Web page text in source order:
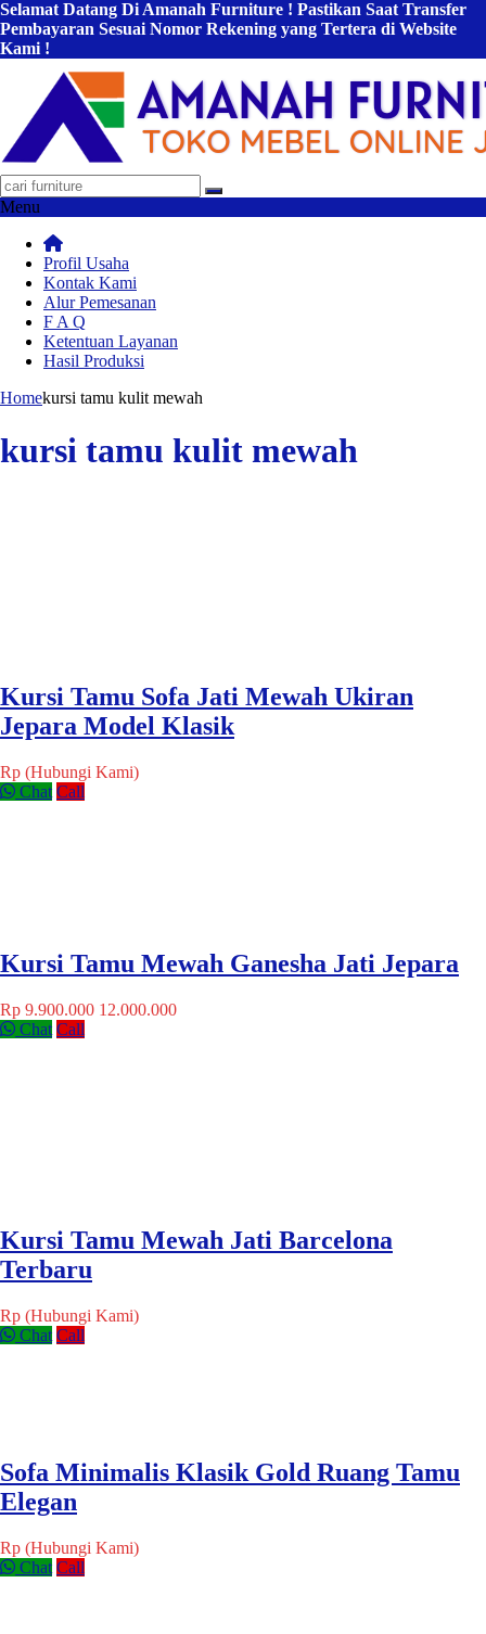
Selamat Datang Di Amanah Furniture ! Pastikan Saat Transfer
Pembayaran Sesuai Nomor Rekening yang Tertera di Website
Kami !
Menu
Profil Usaha
Kontak Kami
Alur Pemesanan
F A Q
Ketentuan Layanan
Hasil Produksi
Homekursi tamu kulit mewah
kursi tamu kulit mewah
Kursi Tamu Sofa Jati Mewah Ukiran
Jepara Model Klasik
Rp (Hubungi Kami)
Chat Call
Kursi Tamu Mewah Ganesha Jati Jepara
Rp 9.900.000 12.000.000
Chat Call
Kursi Tamu Mewah Jati Barcelona
Terbaru
Rp (Hubungi Kami)
Chat Call
Sofa Minimalis Klasik Gold Ruang Tamu
Elegan
Rp (Hubungi Kami)
Chat Call